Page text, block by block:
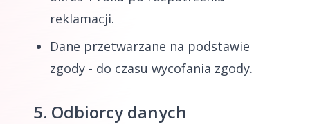
reklamacji.
Dane przetwarzane na podstawie
zgody - do czasu wycofania zgody.
5. Odbiorcy danych